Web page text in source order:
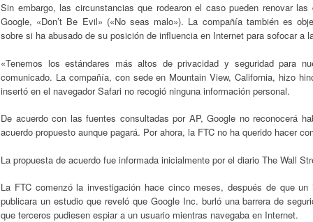
Sin embargo, las circunstancias que rodearon el caso pueden renovar
Google, «Don’t Be Evil» («No seas malo»). La compañía también es
sobre si ha abusado de su posición de influencia en Internet para sofocar a
«Tenemos los estándares más altos de privacidad y seguridad para
comunicado. La compañía, con sede en Mountain View, California, hizo
insertó en el navegador Safari no recogió ninguna información personal.
De acuerdo con las fuentes consultadas por AP, Google no reconocerá
acuerdo propuesto aunque pagará. Por ahora, la FTC no ha querido hacer
La propuesta de acuerdo fue informada inicialmente por el diario The Wall
La FTC comenzó la investigación hace cinco meses, después de que
publicara un estudio que reveló que Google Inc. burló una barrera de
que terceros pudiesen espiar a un usuario mientras navegaba en Internet.